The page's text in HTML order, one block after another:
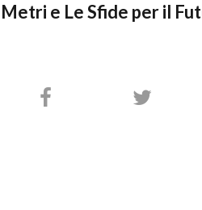
Metri e Le Sfide per il